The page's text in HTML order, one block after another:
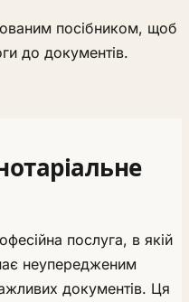
посібником, щоб
до документів.
послуга, в якій
неупередженим
документів. Ця